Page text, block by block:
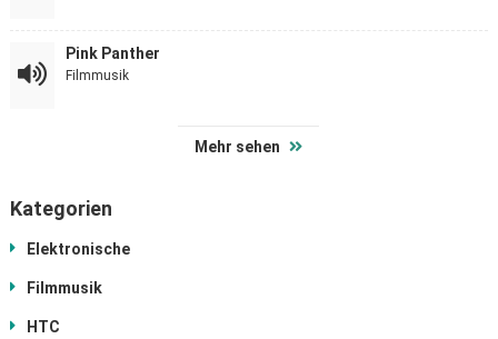
Pink Panther
Filmmusik
Mehr sehen
Kategorien
Elektronische
Filmmusik
HTC